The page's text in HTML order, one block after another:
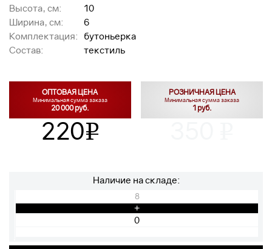
Высота, см:
10
Ширина, см:
6
Комплектация:
бутоньерка
Состав:
текстиль
ОПТОВАЯ ЦЕНА
Минимальная сумма заказа
20 000 руб.
220v
РОЗНИЧНАЯ ЦЕНА
Минимальная сумма заказа
1 руб.
Наличие на складе:
8
+